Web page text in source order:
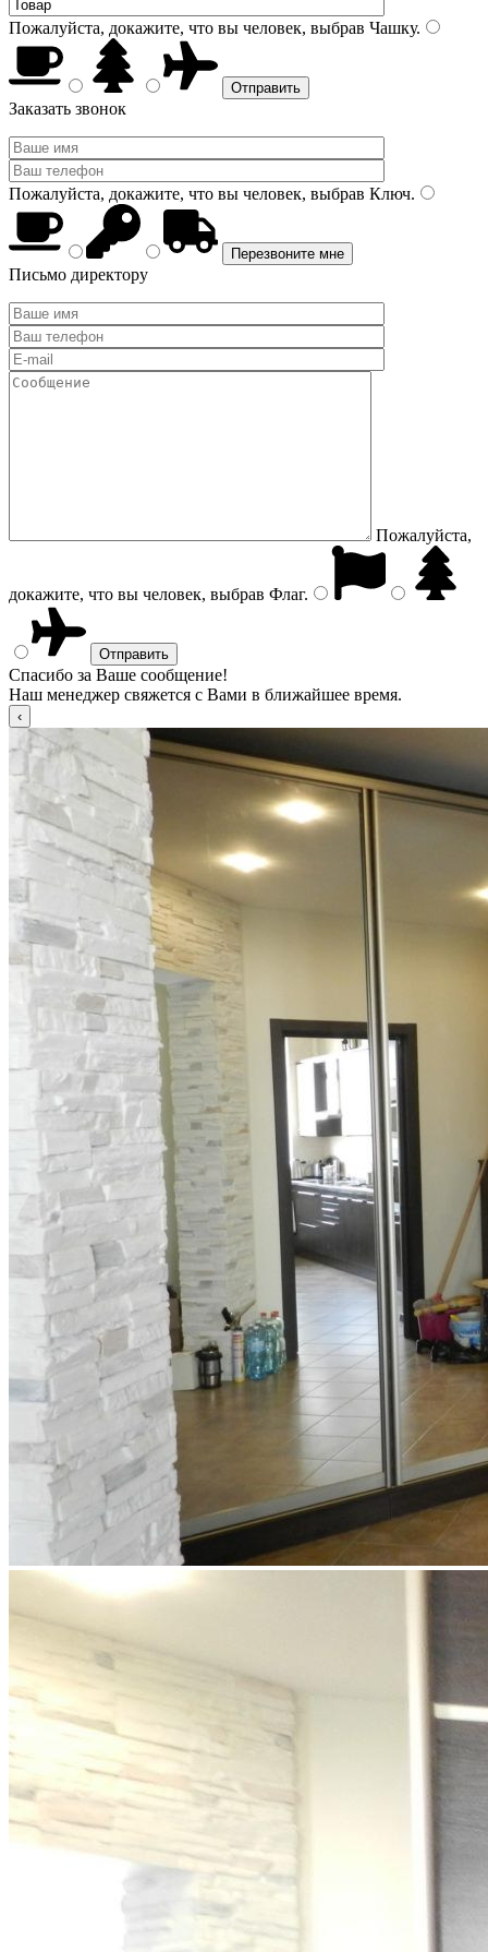
Пожалуйста, докажите, что вы человек, выбрав Чашку.
Заказать звонок
Пожалуйста, докажите, что вы человек, выбрав Ключ.
Письмо директору
Пожалуйста,
докажите, что вы человек, выбрав Флаг.
Спасибо за Ваше сообщение!
Наш менеджер свяжется с Вами в ближайшее время.